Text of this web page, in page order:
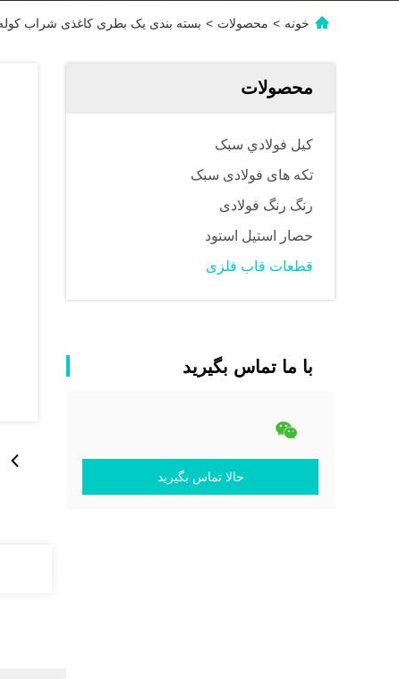
خونه > محصولات > بسته بندی یک بطری کاغذی شراب کوله شیشه ای هدیه 2
محصولات
کيل فولادي سبک
تکه های فولادی سبک
رنگ رنگ فولادی
حصار استیل استود
قطعات قاب فلزی
با ما تماس بگیرید
حالا تماس بگیرید